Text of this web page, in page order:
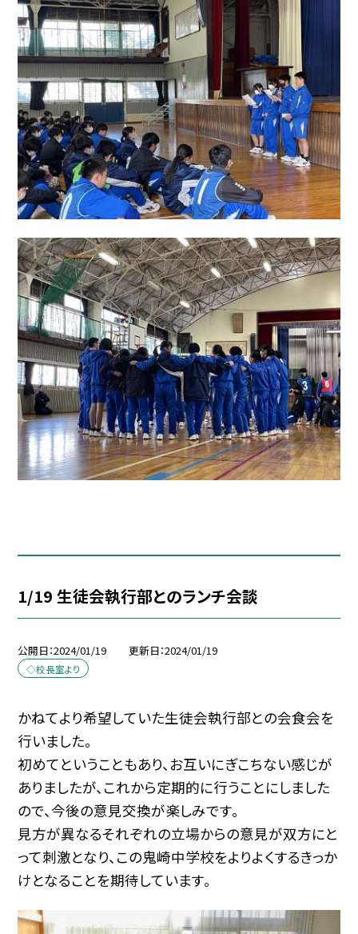
1/19 生徒会執行部とのランチ会談
公開日 2024/01/19 更新日 2024/01/19
◇校長室より
かねてより希望していた生徒会執行部との会食会を
行いました。
初めてということもあり、お互いにぎこちない感じが
ありましたが、これから定期的に行うことにしました
ので、今後の意見交換が楽しみです。
見方が異なるそれぞれの立場からの意見が双方にと
って刺激となり、この鬼崎中学校をよりよくするきっか
けとなることを期待しています。